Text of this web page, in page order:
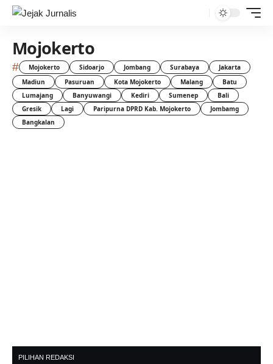
Mojokerto
# Mojokerto Sidoarjo Jombang Surabaya
Jakarta
Madiun
Pasuruan Kota Mojokerto Malang
Batu
Lumajang
Banyuwangi Kediri Sumenep
Bali
Gresik
Lagi Paripurna DPRD Kab. Mojokerto
Jombamg
Bangkalan
PILIHAN REDAKSI